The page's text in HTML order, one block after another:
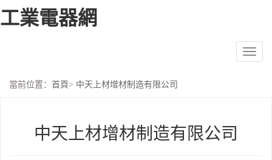
工業電器網
Toggle
當前位置： 首頁> 中天上材增材制造有限公司
中天上材增材制造有限公司